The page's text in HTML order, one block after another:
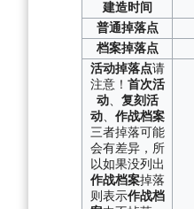
建造时间
普通掉落点
档案掉落点
活动掉落点请
注意！ 首次活
动、 复刻活
动、 作战档案
三者掉落可能
会有差异，所
以如果没列出
作战档案掉落
则表示作战档